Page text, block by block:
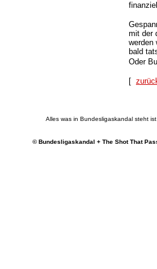
mit der
werden
bald
Oder
[
Alles was in Bundesligaskandal steht
© Bundesligaskandal + The Shot That